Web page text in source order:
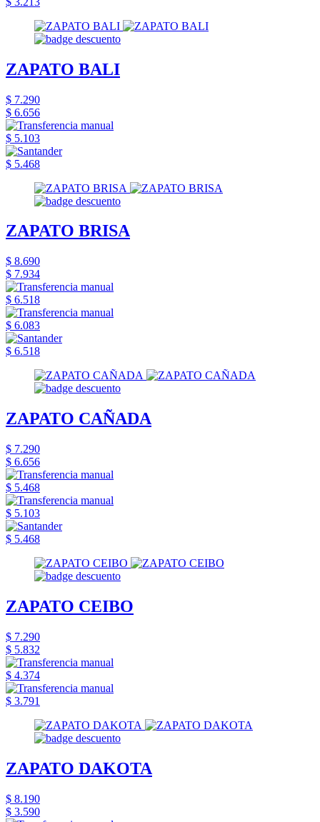
ZAPATO BALI
$ 7.290
$ 6.656
$ 5.103
$ 5.468
ZAPATO BRISA
$ 8.690
$ 7.934
$ 6.518
$ 6.083
$ 6.518
ZAPATO CAÑADA
$ 7.290
$ 6.656
$ 5.468
$ 5.103
$ 5.468
ZAPATO CEIBO
$ 7.290
$ 5.832
$ 4.374
$ 3.791
ZAPATO DAKOTA
$ 8.190
$ 3.590